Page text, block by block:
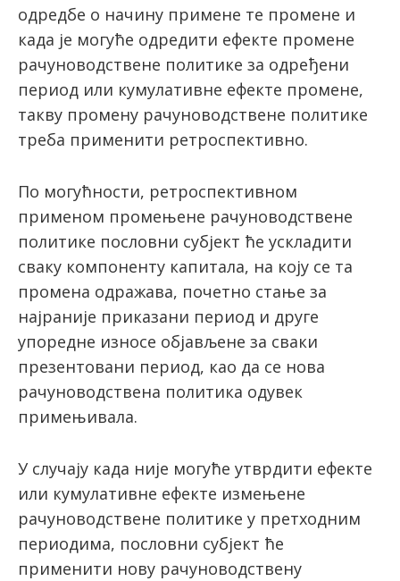
одредбе о начину примене те промене и
када је могуће одредити ефекте промене
рачуноводствене политике за одређени
период или кумулативне ефекте промене,
такву промену рачуноводствене политике
треба применити ретроспективно.
По могућности, ретроспективном
применом промењене рачуноводствене
политике пословни субјект ће ускладити
сваку компоненту капитала, на коју се та
промена одражава, почетно стање за
најраније приказани период и друге
упоредне износе објављене за сваки
презентовани период, као да се нова
рачуноводствена политика одувек
примењивала.
У случају када није могуће утврдити ефекте
или кумулативне ефекте измењене
рачуноводствене политике у претходним
периодима, пословни субјект ће
применити нову рачуноводствену